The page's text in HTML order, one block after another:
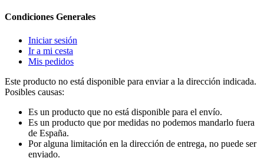
Condiciones Generales
Iniciar sesión
Ir a mi cesta
Mis pedidos
Este producto no está disponible para enviar a la dirección indicada.
Posibles causas:
Es un producto que no está disponible para el envío.
Es un producto que por medidas no podemos mandarlo fuera
de España.
Por alguna limitación en la dirección de entrega, no puede ser
enviado.